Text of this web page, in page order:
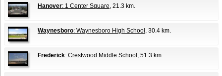
Hanover: 1 Center Square, 21.3 km.
Waynesboro: Waynesboro High School , 30.4 km.
Frederick: Crestwood Middle School , 51.3 km.